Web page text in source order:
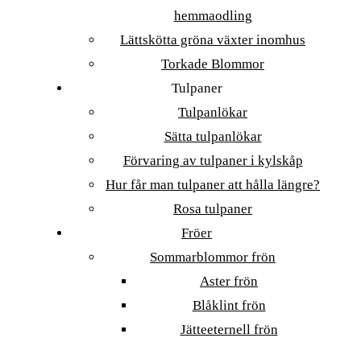
hemmaodling
Lättskötta gröna växter inomhus
Torkade Blommor
Tulpaner
Tulpanlökar
Sätta tulpanlökar
Förvaring av tulpaner i kylskåp
Hur får man tulpaner att hålla längre?
Rosa tulpaner
Fröer
Sommarblommor frön
Aster frön
Blåklint frön
Jätteeternell frön